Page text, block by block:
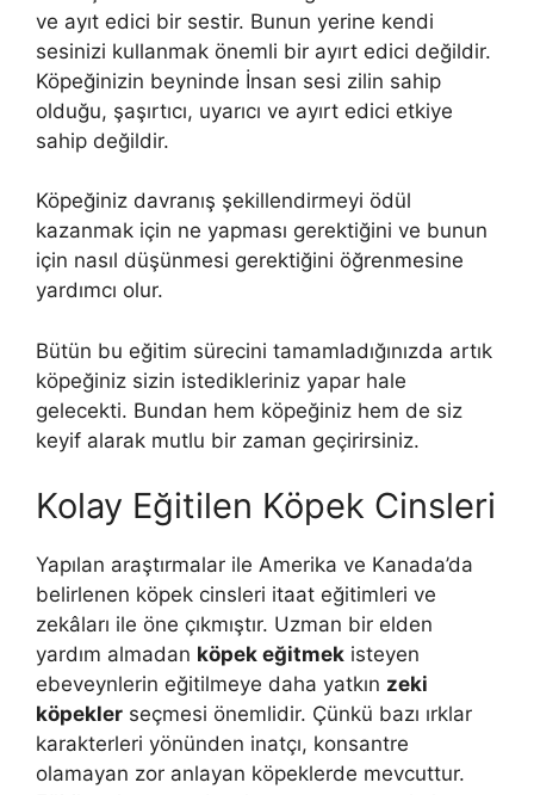
ve ayıt edici bir sestir. Bunun yerine kendi
sesinizi kullanmak önemli bir ayırt edici değildir.
Köpeğinizin beyninde İnsan sesi zilin sahip
olduğu, şaşırtıcı, uyarıcı ve ayırt edici etkiye
sahip değildir.
Köpeğiniz davranış şekillendirmeyi ödül
kazanmak için ne yapması gerektiğini ve bunun
için nasıl düşünmesi gerektiğini öğrenmesine
yardımcı olur.
Bütün bu eğitim sürecini tamamladığınızda artık
köpeğiniz sizin istedikleriniz yapar hale
gelecekti. Bundan hem köpeğiniz hem de siz
keyif alarak mutlu bir zaman geçirirsiniz.
Kolay Eğitilen Köpek Cinsleri
Yapılan araştırmalar ile Amerika ve Kanada’da
belirlenen köpek cinsleri itaat eğitimleri ve
zekâları ile öne çıkmıştır. Uzman bir elden
yardım almadan köpek eğitmek isteyen
ebeveynlerin eğitilmeye daha yatkın zeki
köpekler seçmesi önemlidir. Çünkü bazı ırklar
karakterleri yönünden inatçı, konsantre
olamayan zor anlayan köpeklerde mevcuttur.